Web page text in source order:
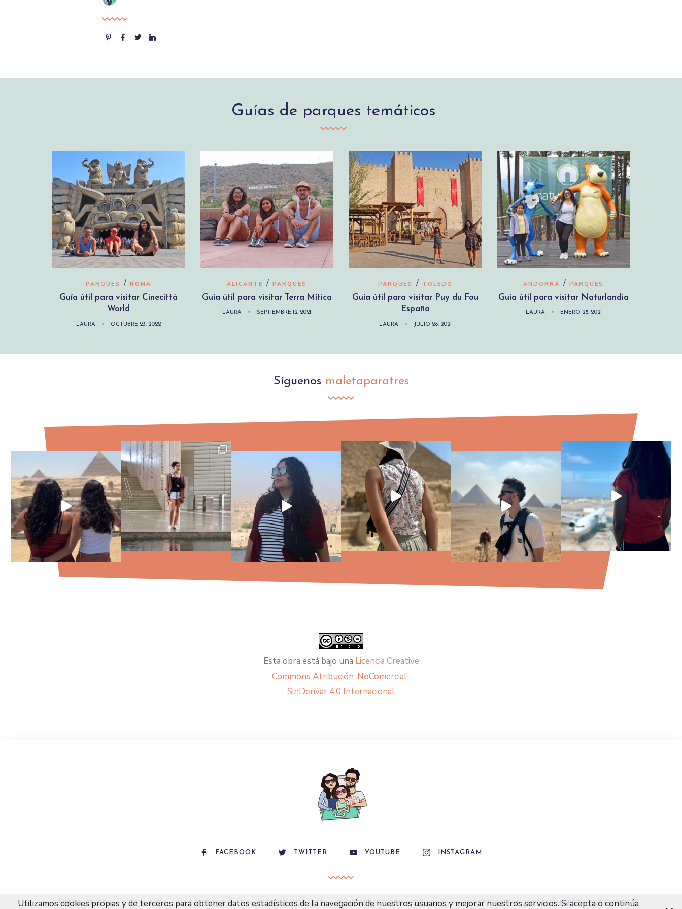
Guías de parques temáticos
PARQUES / ROMA
Guía útil para visitar Cinecittà
World
LAURA OCTUBRE 23, 2022
ALICANTE / PARQUES
Guía útil para visitar Terra Mítica
LAURA SEPTIEMBRE 12, 2021
PARQUES / TOLEDO
Guía útil para visitar Puy du Fou
España
LAURA JULIO 28, 2021
ANDORRA / PARQUES
Guía útil para visitar Naturlandia
LAURA ENERO 28, 2021
Síguenos maletaparatres
Esta obra está bajo una Licencia Creative
Commons Atribución-NoComercial-
SinDerivar 4.0 Internacional
FACEBOOK TWITTER YOUTUBE INSTAGRAM
CÓDIGO ÉTICO MEDIA KIT AVISO LEGAL POLÍTICA DE COOKIES POLÍTICA DE PRIVACIDAD COPYRIGHT © 2016-26 MALETA PARA TRES
Utilizamos cookies propias y de terceros para obtener datos estadísticos de la navegación de nuestros usuarios y mejorar nuestros servicios. Si acepta o continúa